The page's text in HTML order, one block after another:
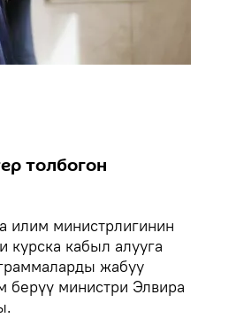
толбогон
илим министрлигинин
курска кабыл алууга
жабуу
берүү министри Элвира